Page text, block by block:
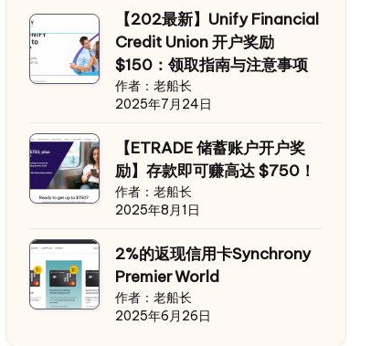
【202最新】Unify Financial
Credit Union 开户奖励
$150：领取指南与注意事项
作者：老船长
2025年7月24日
【ETRADE 储蓄账户开户奖
励】存款即可赚高达 $750！
作者：老船长
2025年8月1日
2%的返现信用卡Synchrony
Premier World
作者：老船长
2025年6月26日